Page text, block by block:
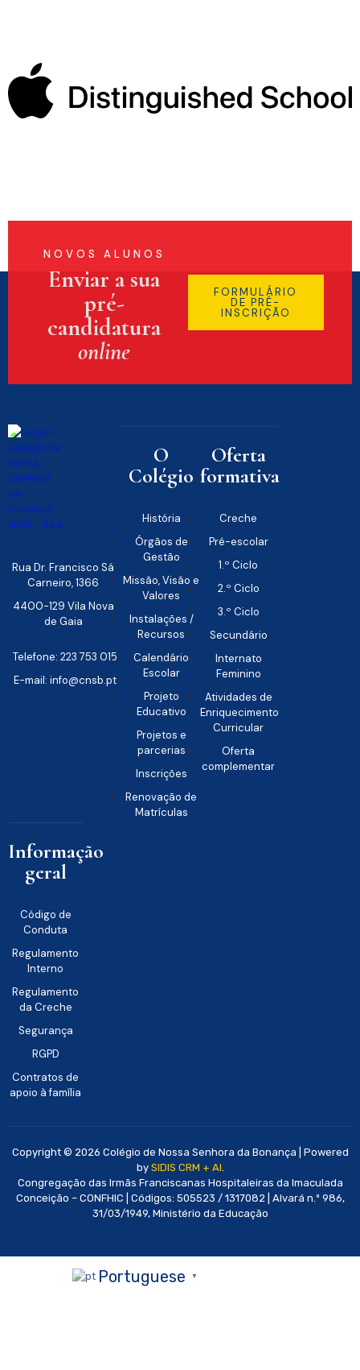
NOVOS ALUNOS
Enviar a sua
pré-
candidatura
online
FORMULÁRIO
DE PRÉ-
INSCRIÇÃO
Rua Dr. Francisco Sá
Carneiro, 1366
4400-129 Vila Nova
de Gaia
Telefone: 223 753 015
E-mail: info@cnsb.pt
O
Colégio
História
Órgãos de
Gestão
Missão, Visão e
Valores
Instalações /
Recursos
Calendário
Escolar
Projeto
Educativo
Projetos e
parcerias
Inscrições
Renovação de
Matrículas
Oferta
formativa
Creche
Pré-escolar
1.º Ciclo
2.º Ciclo
3.º Ciclo
Secundário
Internato
Feminino
Atividades de
Enriquecimento
Curricular
Oferta
complementar
Informação
geral
Código de
Conduta
Regulamento
Interno
Regulamento
da Creche
Segurança
RGPD
Contratos de
apoio à família
Copyright © 2026 Colégio de Nossa Senhora da Bonança | Powered
by SIDIS CRM + AI
Congregação das Irmãs Franciscanas Hospitaleiras da Imaculada
Conceição – CONFHIC | Códigos: 505523 / 1317082 | Alvará n.º 986,
31/03/1949, Ministério da Educação
Portuguese ▼